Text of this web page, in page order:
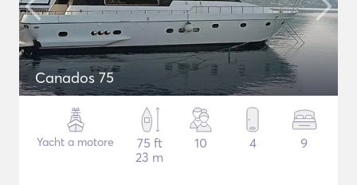
Canados 75
Yacht a motore
75 ft
23 m
10 4 9